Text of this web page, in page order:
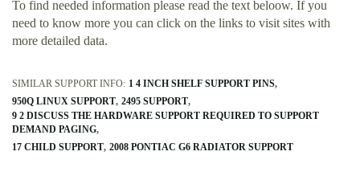
To find needed information please read the text beloow. If you
need to know more you can click on the links to visit sites with
more detailed data.
SIMILAR SUPPORT INFO: 1 4 INCH SHELF SUPPORT PINS
950Q LINUX SUPPORT 2495 SUPPORT
9 2 DISCUSS THE HARDWARE SUPPORT REQUIRED TO SUPPORT
DEMAND PAGING
17 CHILD SUPPORT 2008 PONTIAC G6 RADIATOR SUPPORT